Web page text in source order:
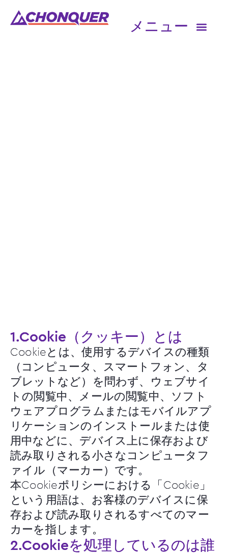
1.Cookie（クッキー）とは
Cookieとは、使用するデバイスの種類
（コンピュータ、スマートフォン、タ
ブレットなど）を問わず、ウェブサイ
トの閲覧中、メールの閲覧中、ソフト
ウェアプログラムまたはモバイルアプ
リケーションのインストールまたは使
用中などに、デバイス上に保存および
読み取りされる小さなコンピュータフ
ァイル（マーカー）です。
本Cookieポリシーにおける「Cookie」
という用語は、お客様のデバイスに保
存および読み取りされるすべてのマー
カーを指します。
2.Cookieを処理しているのは誰